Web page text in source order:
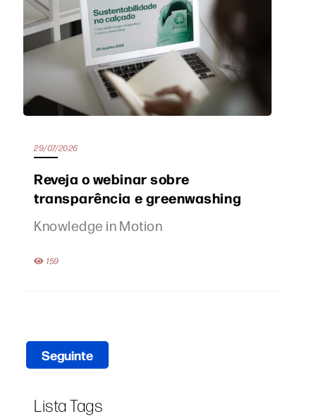
29/07/2026
Reveja o webinar sobre
transparência e greenwashing
Knowledge in Motion
159
Seguinte
Lista Tags